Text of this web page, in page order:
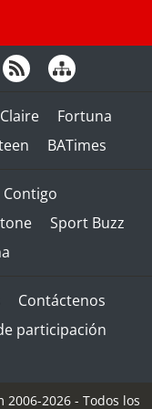
Fortuna
BATimes
Contigo
Sport Buzz
Contáctenos
participación
2026 - Todos los